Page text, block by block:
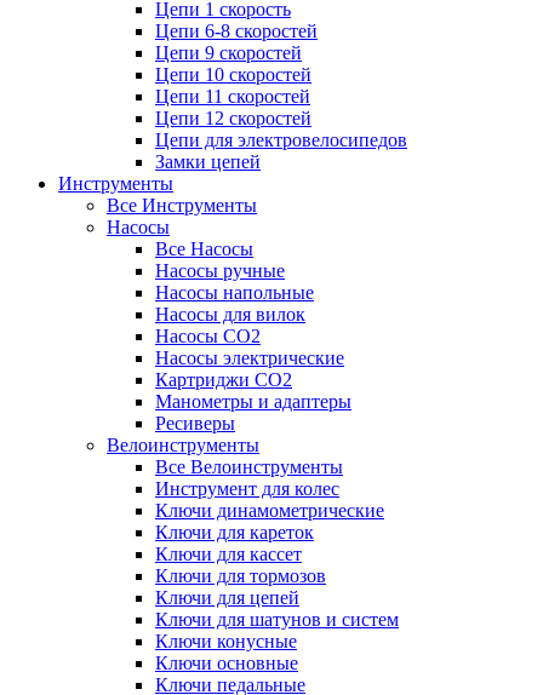
Цепи 1 скорость
Цепи 6-8 скоростей
Цепи 9 скоростей
Цепи 10 скоростей
Цепи 11 скоростей
Цепи 12 скоростей
Цепи для электровелосипедов
Замки цепей
Инструменты
Все Инструменты
Насосы
Все Насосы
Насосы ручные
Насосы напольные
Насосы для вилок
Насосы CO2
Насосы электрические
Картриджи CO2
Манометры и адаптеры
Ресиверы
Велоинструменты
Все Велоинструменты
Инструмент для колес
Ключи динамометрические
Ключи для кареток
Ключи для кассет
Ключи для тормозов
Ключи для цепей
Ключи для шатунов и систем
Ключи конусные
Ключи основные
Ключи педальные